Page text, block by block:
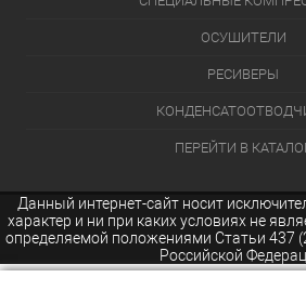
ОСУШИТЕЛИ
РЕСИВЕРЫ
ПЕРЕЙТИ В
Данный интернет-сайт носит
характер и ни при каких условиях не
определяемой положениями Статьи 437
Российской